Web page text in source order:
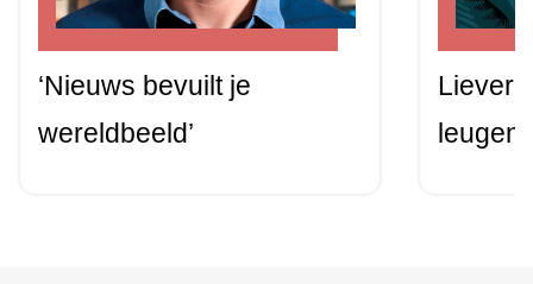
‘Nieuws bevuilt je
wereldbeeld’
Liever
leugen